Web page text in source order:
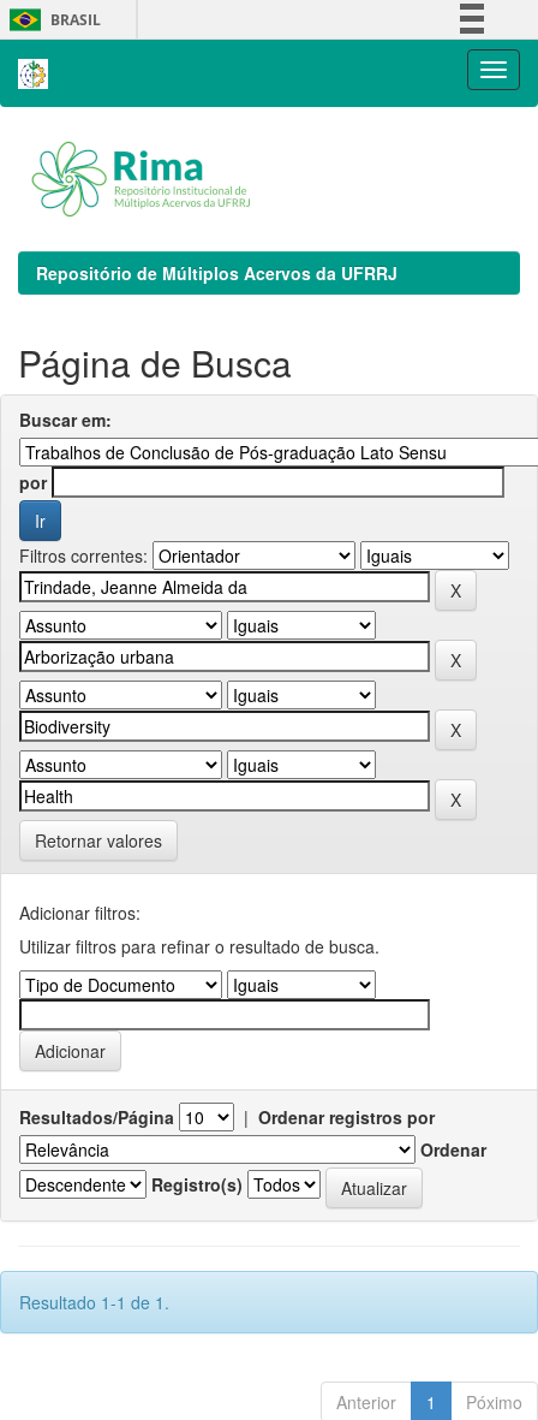
Skip
navigation
BRASIL
Repositório de Múltiplos Acervos da UFRRJ
Página de Busca
Buscar em:
por
Filtros correntes:
Retornar valores
Adicionar filtros:
Utilizar filtros para refinar o resultado de busca.
Resultados/Página | Ordenar registros por
Ordenar
Registro(s)
Resultado 1-1 de 1.
Anterior 1 Póximo